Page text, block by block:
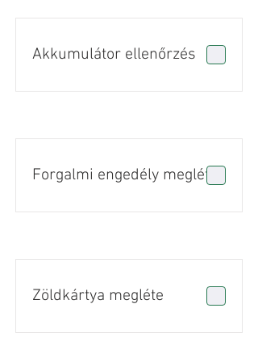
Akkumulátor ellenőrzés
Forgalmi engedély megléte
Zöldkártya megléte